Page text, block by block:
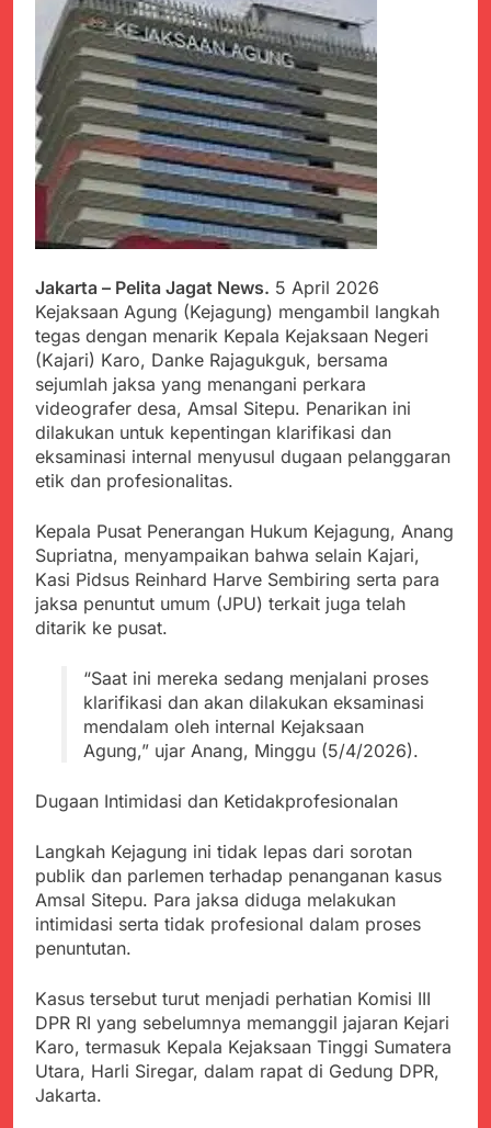
ADE SEBUT
PENYELENGGARAAN
SANGAT BAIK
Juli 22, 2024
Terungkap Dalang
Pemasok BHP Alkes ke
Puskesmas-
Puskesmas se-
kabupaten Sukabumi
selama 7 Tahun.
Juli 22, 2024
Warga Tersenyum
Bahagia Saat Satgas
Yonif 310/KK Bagikan
Puluhan Pakaian
Juli 22, 2024
Diduga Kadinkes Kab.
Sukabumi terlibat
dalam pengadaan obat
puskesmas.
Juli 22, 2024
ke Dinkes dan keseluruh
Puskesmas di Kab.
Sukabumi terkait
Dugaan beredar nya
Obat obatan Kadaluarsa
Juli 21, 2024
Polres Sumenep
Ungkap Kasus
Pencabulan Terhadap
Anak
Juli 21, 2024
Kisruh terkait Dugaan
Puskesmas beli obat
akan Kadaluarsa,Ketua
Angkat Bicara
Juli 21, 2024
Lakukan Pengecatan
Dan Pembenahan
Juli 21, 2024
Kadinkes kab. Sukabumi
Angkat Bicara Terkait
Dugaan pembelian obat
Juli 21, 2024
Kab. Sukabumi yang
akan Kadaluarsa.
Juli 20, 2024
Tunjukan
Perhatiannya, Satgas
Yonif 310/KK Berikan
Bantuan Duka Cita
Juli 20, 2024
Perkembangan
Terbaru Kasus Dago
Elos
Kejaksaan Negeri Kab
Sukabumi didesak usut
Tuntas Dugaan
penyelewengan
Pengadaan Buku Simi
Juli 19, 2024
Diduga Kuat
Anggaran Thn 2023.
Sambut Tahun Ajaran
Baru, Satgas Yonif
310/KK Ajak Pelajar
Bersihkan Lingkungan
Sekolah
Juli 19, 2024
Selisih APBD Tahun
2023 Kab.Sukabumi
Jakarta – Pelita Jagat News. 5 April 2026
Kejaksaan Agung (Kejagung) mengambil langkah
tegas dengan menarik Kepala Kejaksaan Negeri
(Kajari) Karo, Danke Rajagukguk, bersama
sejumlah jaksa yang menangani perkara
videografer desa, Amsal Sitepu. Penarikan ini
dilakukan untuk kepentingan klarifikasi dan
eksaminasi internal menyusul dugaan pelanggaran
etik dan profesionalitas.
Kepala Pusat Penerangan Hukum Kejagung, Anang
Supriatna, menyampaikan bahwa selain Kajari,
Kasi Pidsus Reinhard Harve Sembiring serta para
jaksa penuntut umum (JPU) terkait juga telah
ditarik ke pusat.
“Saat ini mereka sedang menjalani proses
klarifikasi dan akan dilakukan eksaminasi
mendalam oleh internal Kejaksaan
Agung,” ujar Anang, Minggu (5/4/2026).
Dugaan Intimidasi dan Ketidakprofesionalan
Langkah Kejagung ini tidak lepas dari sorotan
publik dan parlemen terhadap penanganan kasus
Amsal Sitepu. Para jaksa diduga melakukan
intimidasi serta tidak profesional dalam proses
penuntutan.
Kasus tersebut turut menjadi perhatian Komisi III
DPR RI yang sebelumnya memanggil jajaran Kejari
Karo, termasuk Kepala Kejaksaan Tinggi Sumatera
Utara, Harli Siregar, dalam rapat di Gedung DPR,
Jakarta.